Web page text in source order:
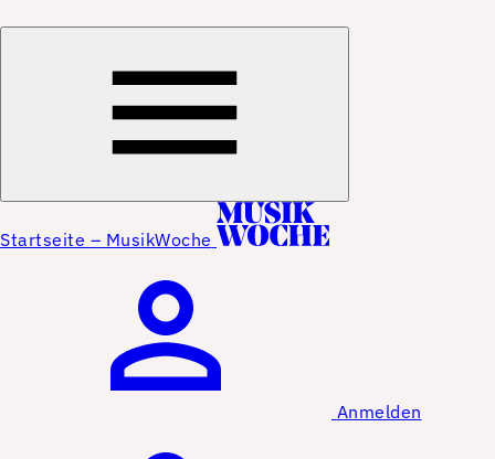
Startseite – MusikWoche
Anmelden